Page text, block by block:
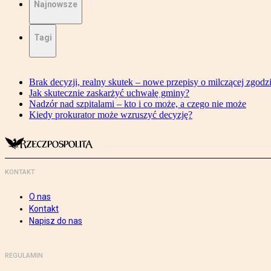
Najnowsze
Tagi
Brak decyzji, realny skutek – nowe przepisy o milczącej
Jak skutecznie zaskarżyć uchwałę gminy?
Nadzór nad szpitalami – kto i co może, a czego nie może
Kiedy prokurator może wzruszyć decyzję?
KONTAKT
O nas
Kontakt
Napisz do nas
REGULAMIN